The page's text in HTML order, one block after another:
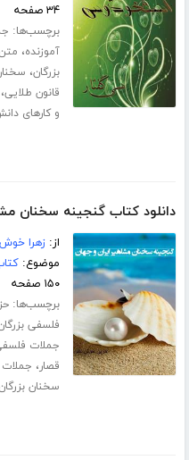
۳۴ صفحه
برچسب‌ها:
آموزنده،
بزرگان،
قانون طلایی
و کارهای
دانلود کتاب گنجینه سخنان
از:زهرا
موضوع:
۱۵۰ صفحه
برچسب‌ها:
فلسفی
جملات
قصار، جملات
سخنان